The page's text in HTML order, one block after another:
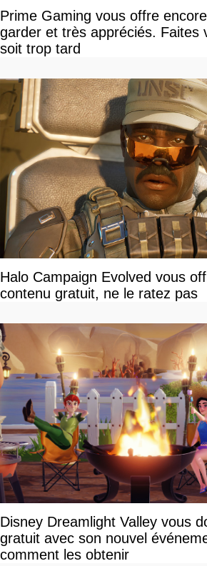
Prime Gaming vous offre
garder et très appréciés. Faites
soit trop tard
Halo Campaign Evolved vous
contenu gratuit, ne le ratez pas
Disney Dreamlight Valley vous
gratuit avec son nouvel
comment les obtenir